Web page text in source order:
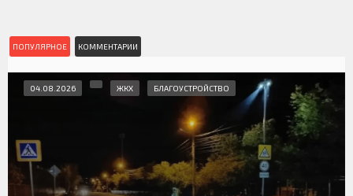
ПОПУЛЯРНОЕ КОММЕНТАРИИ
04.08.2026 ЖКХ БЛАГОУСТРОЙСТВО